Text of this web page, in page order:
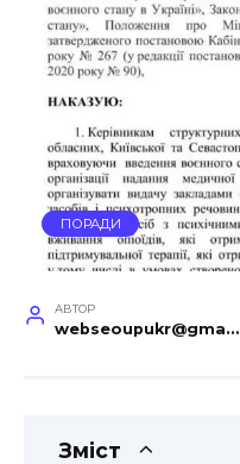
ПОРАДИ
АВТОР
webseoupukr@gmail.com
Зміст